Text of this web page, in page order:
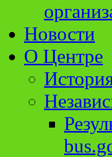
Новости
О Центре